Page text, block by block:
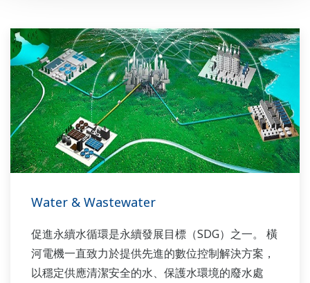
Water & Wastewater
促進永續水循環是永續發展目標（SDG）之一。 橫
河電機一直致力於提供先進的數位控制解決方案，
以穩定供應清潔安全的水、保護水環境的廢水處